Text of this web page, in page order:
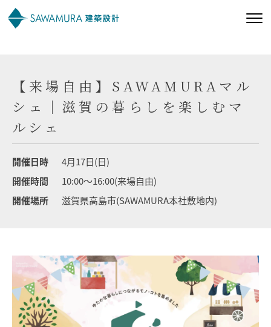
私たちの家づくり
会社案内
モデルハウス イベント参加
資料請求 相談予約
【来場自由】SAWAMURAマル
シェ｜滋賀の暮らしを楽しむマ
ルシェ
開催日時
4月17日(日)
開催時間
10:00～16:00(来場自由)
開催場所
滋賀県高島市(SAWAMURA本社敷地内)